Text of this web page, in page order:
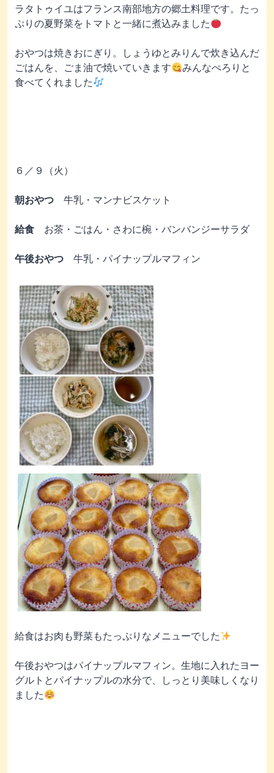
ラタトゥイユはフランス南部地方の郷土料理です。たっ
ぷりの夏野菜をトマトと一緒に煮込みました
おやつは焼きおにぎり。しょうゆとみりんで炊き込んだ
ごはんを、ごま油で焼いていきます
みんなぺろりと
食べてくれました
６／９（火）
朝おやつ 牛乳・マンナビスケット
給食 お茶・ごはん・さわに椀・バンバンジーサラダ
午後おやつ 牛乳・パイナップルマフィン
給食はお肉も野菜もたっぷりなメニューでした
午後おやつはパイナップルマフィン。生地に入れたヨー
グルトとパイナップルの水分で、しっとり美味しくなり
ました